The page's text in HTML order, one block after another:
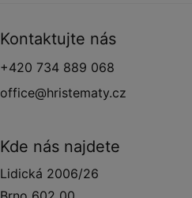
Kontaktujte nás
+420 734 889 068
office@hristematy.cz
Kde nás najdete
Lidická 2006/26